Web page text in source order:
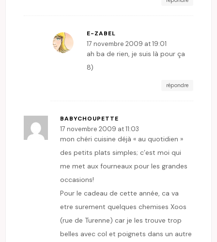
E-ZABEL
17 novembre 2009 at 19:01
ah ba de rien, je suis là pour ça
8)
répondre
BABYCHOUPETTE
17 novembre 2009 at 11:03
mon chéri cuisine déjà « au quotidien »
des petits plats simples; c’est moi qui
me met aux fourneaux pour les grandes
occasions!
Pour le cadeau de cette année, ca va
etre surement quelques chemises Xoos
(rue de Turenne) car je les trouve trop
belles avec col et poignets dans un autre